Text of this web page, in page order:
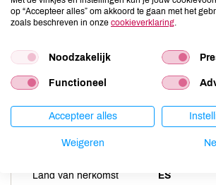
Soja
niet aanwezig
Weekdieren
niet
Zwaveldioxide / sulfieten
niet aanwezig
Productspecificaties
Land van herkomst ES
op “Accepteer alles” om akkoord te gaan met het
zoals beschreven in onze cookieverklaring.
Noodzakelijk
Functioneel
Accepteer alles
Weigeren